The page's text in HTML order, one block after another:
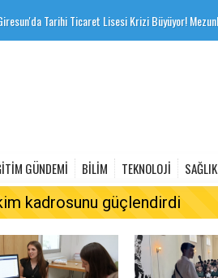
Tarihi Ticaret Lisesi Krizi Büyüyor!
GÜNDEMİ BİLİM TEKNOLOJİ SAĞLIK
kadrosunu güçlendirdi